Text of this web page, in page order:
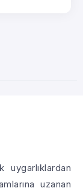
uygarlıklardan
uzanan